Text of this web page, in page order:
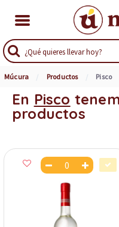
Múcura Productos Pisco
En Pisco
productos